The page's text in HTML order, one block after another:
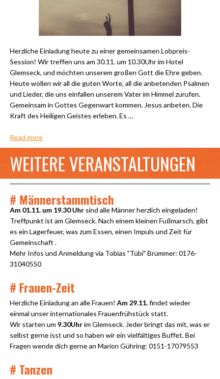
Herzliche Einladung heute zu einer gemeinsamen Lobpreis-
Session! Wir treffen uns am 30.11. um 10.30Uhr im Hotel
Glemseck, und möchten unserem großen Gott die Ehre geben.
Heute wollen wir all die guten Worte, all die anbetenden Psalmen
und Lieder, die uns einfallen unserem Vater im Himmel zurufen.
Gemeinsam in Gottes Gegenwart kommen. Jesus anbeten. Die
Kraft des Heiligen Geistes erleben. Es …
Read more
WEITERE VERANSTALTUNGEN
# Männerstammtisch
Am 01.11. um 19.30 Uhr sind alle Männer herzlich eingeladen!
Treffpunkt ist am Glemseck. Nach einem kleinen Fußmarsch, gibt
es ein Lagerfeuer, was zum Essen, einen Impuls und Zeit für
Gemeinschaft .
Mehr Infos und Anmeldung via Tobias "Tübi" Brümmer: 0176-
31040550
# Frauen-Zeit
Herzliche Einladung an alle Frauen! Am 29.11.findet wieder
einmal unser internationales Frauenfrühstück statt.
Wir starten um 9.30Uhrim Glemseck. Jeder bringt das mit, was er
selbst gerne isst und so haben wir ein vielfältiges Buffet. Bei
Fragen wende dich gerne an Marion Gühring: 0151-17079553
# Tanzen